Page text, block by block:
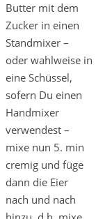
Butter mit dem
Zucker in einen
Standmixer –
oder wahlweise in
eine Schüssel,
sofern Du einen
Handmixer
verwendest –
mixe nun 5. min
cremig und füge
dann die Eier
nach und nach